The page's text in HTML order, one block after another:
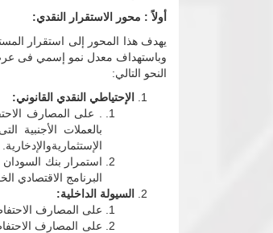
أولاً : محور الاستقرار النقدي:
النحو التالي:
الإحتياطي النقدي القانوني:
بالعملات الأجنبية
الإستثماريةوالإدخارية.
البرنامج الاقتصادي الخماسي ليصبح 13% بدلاً عن 18%، وفقاً لضوابط
السيولة الداخلية:
على المصارف الاحتفاظ بنسبة 10% (كمؤشر) من جملة الودائع الجارية والإدخارية بالعملة المحلية فى شكل سيولة نقدية